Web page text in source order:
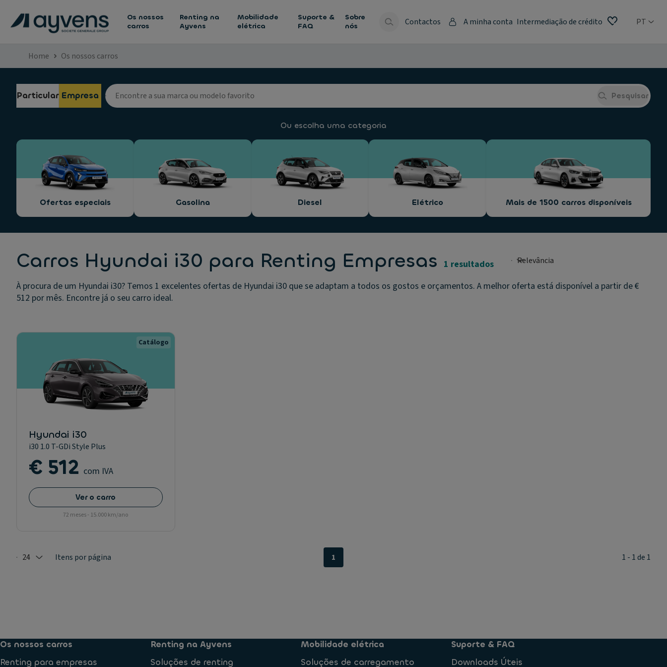
Os nossos
carros
Renting na
Ayvens
Mobilidade
elétrica
Suporte &
FAQ
Sobre
nós
Contactos A minha conta Intermediação de crédito PT
Home Os nossos carros
Particular Empresa Pesquisar
Ou escolha uma categoria
Ofertas especiais Gasolina Diesel Elétrico Mais de 1500 carros disponíveis
Carros Hyundai i30 para Renting Empresas 1 resultados
À procura de um Hyundai i30? Temos 1 excelentes ofertas de Hyundai i30 que se adaptam a todos os gostos e orçamentos. A melhor oferta está disponível a partir de €
512 por mês. Encontre já o seu carro ideal.
Catálogo
Hyundai i30
i30 1.0 T-GDi Style Plus
€ 512 com IVA
Ver o carro
72 meses - 15.000 km/ano
Selected: 24
24 Itens por página 1 1 - 1 de 1
Os nossos carros
Renting para empresas
Renting na Ayvens
Soluções de renting
Mobilidade elétrica
Soluções de carregamento
Suporte & FAQ
Downloads Úteis